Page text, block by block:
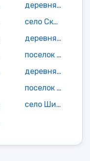
деревня Свищевка
село Скачиха
деревня Степановка
поселок Темп
деревня Ундольщино
поселок центральная усадьба совхоза "Выдвиженец"
село Шило-Голицыно